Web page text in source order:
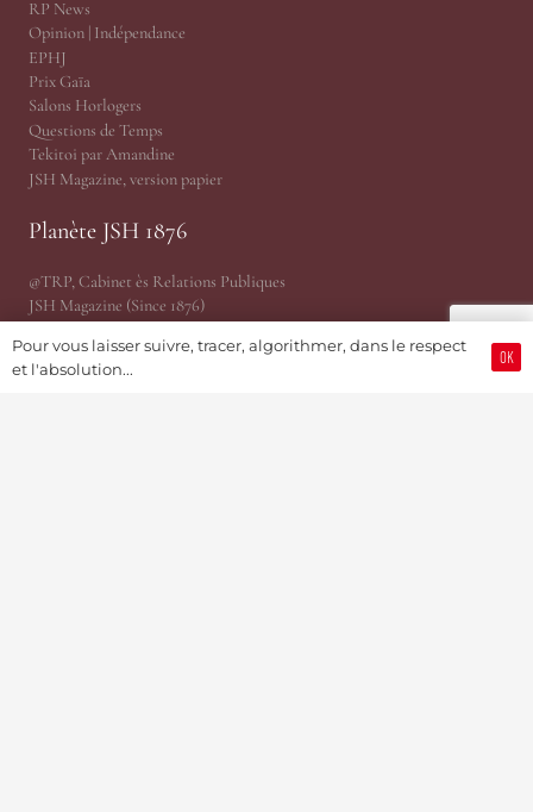
RP News
Opinion | Indépendance
EPHJ
Prix Gaïa
Salons Horlogers
Questions de Temps
Tekitoi par Amandine
JSH Magazine, version papier
Planète JSH 1876
@TRP, Cabinet ès Relations Publiques
JSH Magazine (Since 1876)
ProWatCH Opérations
TàG Press +41, News Agency
Pour vous laisser suivre, tracer, algorithmer, dans le respect
et l'absolution...
OK